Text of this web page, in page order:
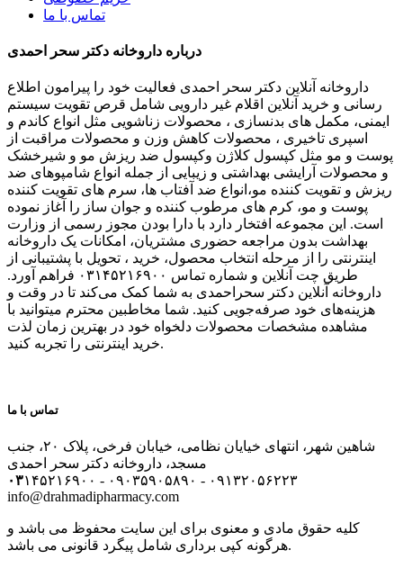
تماس با ما
درباره داروخانه دکتر سحر احمدی
داروخانه آنلاین دکتر سحر احمدی فعالیت خود را پیرامون اطلاع
رسانی و خرید آنلاین اقلام غیر دارویی شامل قرص تقویت سیستم
ایمنی، مکمل های بدنسازی ، محصولات زناشویی مثل انواع کاندم و
اسپری تاخیری ، محصولات کاهش وزن و محصولات مراقبت از
پوست و مو مثل کپسول کلاژن وکپسول ضد ریزش مو و شیرخشک
و محصولات آرایشی بهداشتی و زیبایی از جمله انواع شامپوهای ضد
ریزش و تقویت کننده مو،انواع ضد آفتاب ها، سرم های تقویت کننده
پوست و مو، کرم های مرطوب کننده و جوان ساز را آغاز نموده
است. این مجموعه افتخار دارد با دارا بودن مجوز رسمی از وزارت
بهداشت بدون مراجعه حضوری مشتریان، امکانات یک داروخانه
اینترنتی را از مرحله انتخاب محصول، خرید ، تحویل با پشتیبانی از
طریق چت آنلاین و شماره تماس ۰۳۱۴۵۲۱۶۹۰۰ فراهم آورد.
داروخانه آنلاین دکتر سحراحمدی به شما کمک می‌کند تا در وقت و
هزینه‌های خود صرفه‌جویی کنید. شما مخاطبین محترم میتوانید با
مشاهده مشخصات محصولات دلخواه خود در بهترین زمان لذت
خرید اینترنتی را تجربه کنید.
تماس با ما
شاهین شهر، انتهای خیایان نظامی، خیابان فرخی، پلاک ۲۰، جنب
مسجد، داروخانه دکتر سحر احمدی
۰۳۱۴۵۲۱۶۹۰۰ - ۰۹۰۳۵۹۰۵۸۹۰ - ۰۹۱۳۲۰۵۶۲۲۳
info@drahmadipharmacy.com
کلیه حقوق مادی و معنوی برای این سایت محفوظ می باشد و
هرگونه کپی برداری شامل پیگرد قانونی می باشد.